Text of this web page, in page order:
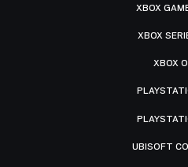
XBOX
XBOX
XBOX
UBISOFT